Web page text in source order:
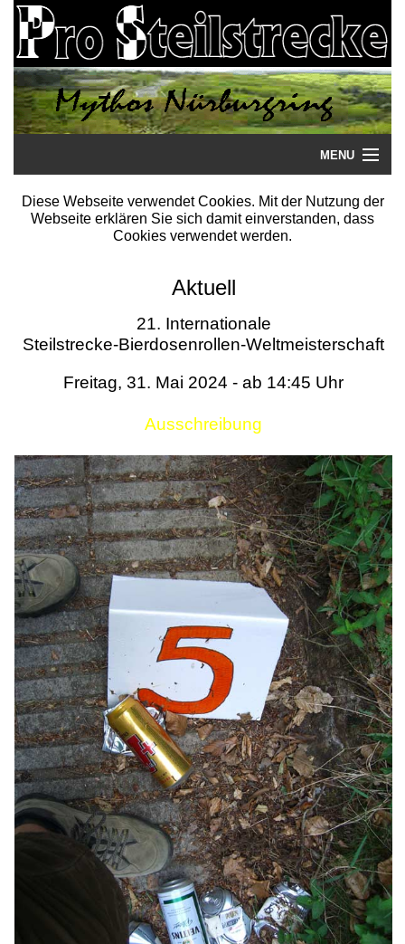
MENU
Startseite
Literatur
Termine
Diese Webseite verwendet Cookies. Mit der Nutzung der
Webseite erklären Sie sich damit einverstanden, dass
Cookies verwendet werden.
Aktuell
21. Internationale
Steilstrecke-Bierdosenrollen-Weltmeisterschaft
Freitag, 31. Mai 2024 - ab 14:45 Uhr
Ausschreibung